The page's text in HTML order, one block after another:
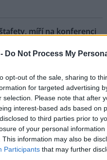
Do Not Process My
opt-out of the sale, sharing to
for targeted advertising
selection. Please note that after
interest-based ads based on
to third parties prior to
of your personal
This information may also be
Participants that may further
míří na konferenci
cyklistické štafety COP
Účastníci vyrazili z
Belému, kde se konala
konference smluvních
národů (OSN) o změně
se v listopadu uskuteční 31.
konferencideset návrhůna
necelé tři dny. Včera
hl. m. Prahy Jana